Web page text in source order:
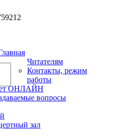
Читателям
Контакты, режим
работы
ОНЛАЙН
вопросы
зал